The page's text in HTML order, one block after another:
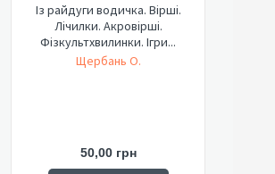
Із райдуги водичка. Вірші.
Лічилки. Акровірші.
Фізкультхвилинки. Ігри...
Щербань О.
50,00 грн